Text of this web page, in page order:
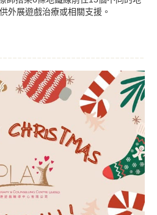
外展遊戲治療或相關支援。